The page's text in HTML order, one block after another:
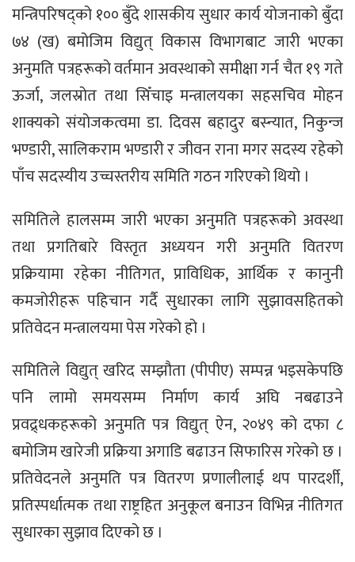
मन्त्रिपरिषद्को १०० बुँदे शासकीय सुधार कार्य योजनाको बुँदा
७४ (ख) बमोजिम विद्युत् विकास विभागबाट जारी भएका
अनुमति पत्रहरूको वर्तमान अवस्थाको समीक्षा गर्न चैत १९ गते
ऊर्जा, जलस्रोत तथा सिँचाइ मन्त्रालयका सहसचिव मोहन
शाक्यको संयोजकत्वमा डा. दिवस बहादुर बस्न्यात, निकुन्ज
भण्डारी, सालिकराम भण्डारी र जीवन राना मगर सदस्य रहेको
पाँच सदस्यीय उच्चस्तरीय समिति गठन गरिएको थियो ।
समितिले हालसम्म जारी भएका अनुमति पत्रहरूको अवस्था
तथा प्रगतिबारे विस्तृत अध्ययन गरी अनुमति वितरण
प्रक्रियामा रहेका नीतिगत, प्राविधिक, आर्थिक र कानुनी
कमजोरीहरू पहिचान गर्दै सुधारका लागि सुझावसहितको
प्रतिवेदन मन्त्रालयमा पेस गरेको हो ।
समितिले विद्युत् खरिद सम्झौता (पीपीए) सम्पन्न भइसकेपछि
पनि लामो समयसम्म निर्माण कार्य अघि नबढाउने
प्रवद्र्धकहरूको अनुमति पत्र विद्युत् ऐन, २०४९ को दफा ८
बमोजिम खारेजी प्रक्रिया अगाडि बढाउन सिफारिस गरेको छ ।
प्रतिवेदनले अनुमति पत्र वितरण प्रणालीलाई थप पारदर्शी,
प्रतिस्पर्धात्मक तथा राष्ट्रहित अनुकूल बनाउन विभिन्न नीतिगत
सुधारका सुझाव दिएको छ ।